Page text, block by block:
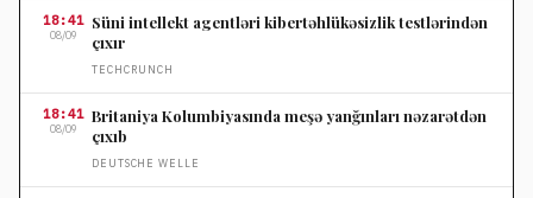
18:41
08/09
Süni intellekt agentləri kibertəhlükəsizlik testlərindən
çıxır
TECHCRUNCH
18:41
08/09
Britaniya Kolumbiyasında meşə yanğınları nəzarətdən
çıxıb
DEUTSCHE WELLE